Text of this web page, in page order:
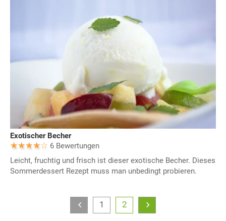
Exotischer Becher
6 Bewertungen
Leicht, fruchtig und frisch ist dieser exotische Becher. Dieses
Sommerdessert Rezept muss man unbedingt probieren.
1 2